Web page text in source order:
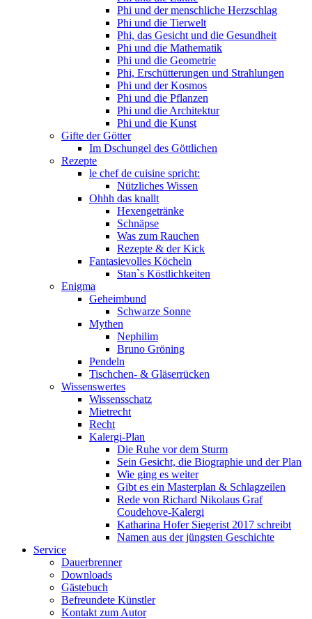
Phi und der menschliche Herzschlag
Phi und die Tierwelt
Phi, das Gesicht und die Gesundheit
Phi und die Mathematik
Phi und die Geometrie
Phi, Erschütterungen und Strahlungen
Phi und der Kosmos
Phi und die Pflanzen
Phi und die Architektur
Phi und die Kunst
Gifte der Götter
Im Dschungel des Göttlichen
Rezepte
le chef de cuisine spricht:
Nützliches Wissen
Ohhh das knallt
Hexengetränke
Schnäpse
Was zum Rauchen
Rezepte & der Kick
Fantasievolles Köcheln
Stan`s Köstlichkeiten
Enigma
Geheimbund
Schwarze Sonne
Mythen
Nephilim
Bruno Gröning
Pendeln
Tischchen- & Gläserrücken
Wissenswertes
Wissensschatz
Mietrecht
Recht
Kalergi-Plan
Die Ruhe vor dem Sturm
Sein Gesicht, die Biographie und der Plan
Wie ging es weiter
Gibt es ein Masterplan & Schlagzeilen
Rede von Richard Nikolaus Graf
Coudehove-Kalergi
Katharina Hofer Siegerist 2017 schreibt
Namen aus der jüngsten Geschichte
Service
Dauerbrenner
Downloads
Gästebuch
Befreundete Künstler
Kontakt zum Autor